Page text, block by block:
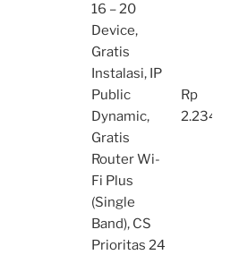
16 – 20
Device,
Gratis
Instalasi, IP
Public
Dynamic,
Gratis
Router Wi-
Fi Plus
(Single
Band), CS
Prioritas 24
Rp